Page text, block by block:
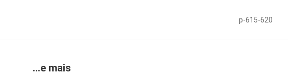
p-615-620
...e mais